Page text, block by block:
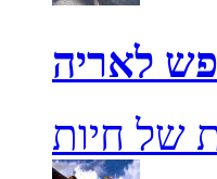
לאריה
של חיות